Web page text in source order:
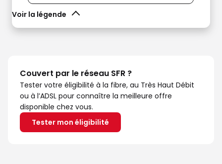
Voir la légende
Couvert par le réseau SFR ?
Tester votre éligibilité à la fibre, au Très Haut Débit
ou à l’ADSL pour connaître la meilleure offre
disponible chez vous.
Tester mon éligibilité